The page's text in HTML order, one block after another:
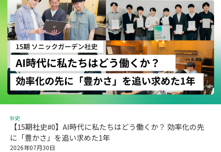
社史
【15期社史#0】AI時代に私たちはどう働くか？ 効率化の先
に「豊かさ」を追い求めた1年
2026年07月30日